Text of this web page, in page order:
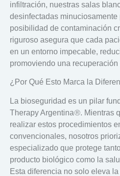
infiltración, nuestras salas
desinfectadas minuciosamente
posibilidad de contaminación
riguroso asegura que cada
en un entorno impecable,
promoviendo una recuperación
¿Por Qué Esto Marca la
La bioseguridad es un pilar
Therapy Argentina®. Mientras
realizar estos procedimientos
convencionales, nosotros
especializado que protege
producto biológico como la
Esta diferencia no solo eleva